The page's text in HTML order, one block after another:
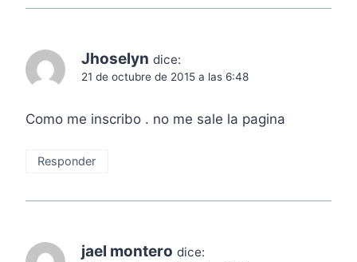
Jhoselyn dice:
21 de octubre de 2015 a las 6:48
Como me inscribo . no me sale la pagina
Responder
jael montero dice: